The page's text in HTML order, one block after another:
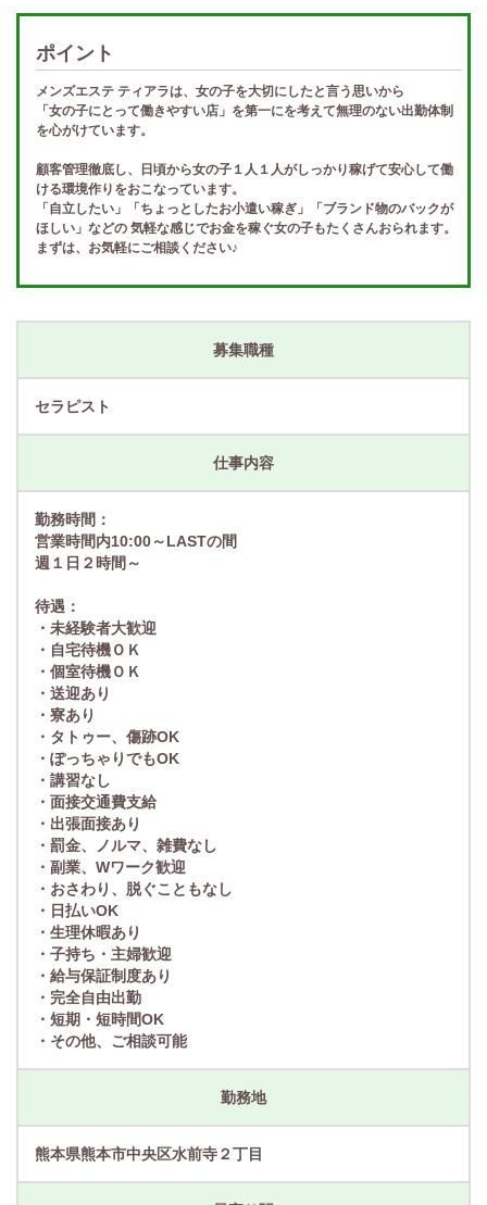
ポイント
メンズエステ ティアラは、女の子を大切にしたと言う思いから
「女の子にとって働きやすい店」を第一にを考えて無理のない出勤体制
を心がけています。
顧客管理徹底し、日頃から女の子１人１人がしっかり稼げて安心して働
ける環境作りをおこなっています。
「自立したい」「ちょっとしたお小遣い稼ぎ」「ブランド物のバックが
ほしい」などの 気軽な感じでお金を稼ぐ女の子もたくさんおられます。
まずは、お気軽にご相談ください♪
募集職種
セラピスト
仕事内容
勤務時間：
営業時間内10:00～LASTの間
週１日２時間～
待遇：
・未経験者大歓迎
・自宅待機ＯＫ
・個室待機ＯＫ
・送迎あり
・寮あり
・タトゥー、傷跡OK
・ぽっちゃりでもOK
・講習なし
・面接交通費支給
・出張面接あり
・罰金、ノルマ、雑費なし
・副業、Wワーク歓迎
・おさわり、脱ぐこともなし
・日払いOK
・生理休暇あり
・子持ち・主婦歓迎
・給与保証制度あり
・完全自由出勤
・短期・短時間OK
・その他、ご相談可能
勤務地
熊本県熊本市中央区水前寺２丁目